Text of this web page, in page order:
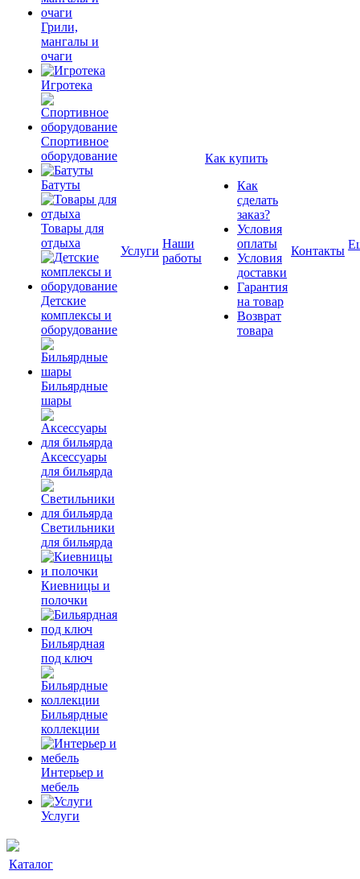
Грили,
мангалы и
очаги
Игротека
Спортивное
оборудование
Батуты
Товары для
отдыха
Детские
комплексы и
оборудование
Бильярдные
шары
Аксессуары
для бильярда
Светильники
для бильярда
Киевницы и
полочки
Бильярдная
под ключ
Бильярдные
коллекции
Интерьер и
мебель
Услуги
Услуги
Наши
работы
Как купить
Как
сделать
заказ?
Условия
оплаты
Условия
доставки
Гарантия
на товар
Возврат
товара
Контакты
Каталог